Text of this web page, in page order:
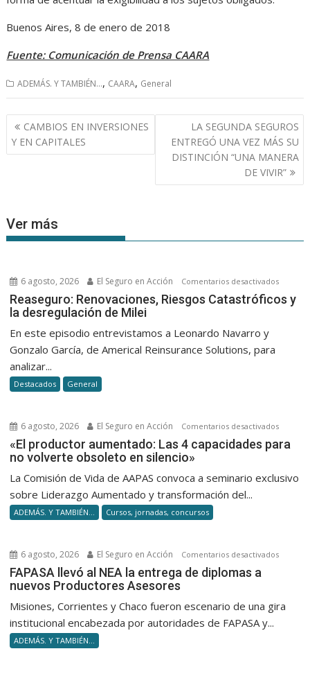
Buenos Aires, 8 de enero de 2018
Fuente: Comunicación de Prensa CAARA
ADEMÁS. Y TAMBIÉN..., CAARA, General
Navegación
de
entradas
CAMBIOS EN INVERSIONES
Y EN CAPITALES
LA SEGUNDA SEGUROS
ENTREGÓ UNA VEZ MÁS SU
DISTINCIÓN “UNA MANERA
DE VIVIR”
Ver más
6 agosto, 2026 El Seguro en Acción Comentarios desactivadosen
Reaseguro: Renovaciones, Riesgos Catastróficos y
la desregulación de Milei
En este episodio entrevistamos a Leonardo Navarro y
Gonzalo García, de Americal Reinsurance Solutions, para
analizar...
Destacados General
6 agosto, 2026 El Seguro en Acción Comentarios desactivadosen
«El
«El productor aumentado: Las 4 capacidades para
no volverte obsoleto en silencio»
La Comisión de Vida de AAPAS convoca a seminario exclusivo
sobre Liderazgo Aumentado y transformación del...
ADEMÁS. Y TAMBIÉN... Cursos, jornadas, concursos
6 agosto, 2026 El Seguro en Acción Comentarios desactivadosen
FAPASA llevó al NEA la entrega de diplomas a
nuevos Productores Asesores
Misiones, Corrientes y Chaco fueron escenario de una gira
institucional encabezada por autoridades de FAPASA y...
ADEMÁS. Y TAMBIÉN...